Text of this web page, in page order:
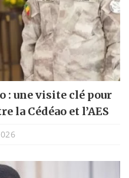
: une visite clé pour
la Cédéao et l’AES